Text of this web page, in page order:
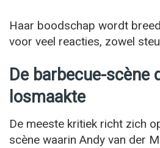
Haar boodschap wordt
voor veel reacties, zowel
De barbecue-scène
losmaakte
De meeste kritiek richt zich
scène waarin Andy van der